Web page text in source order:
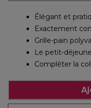
Élégant et
Exactement
Grille-pain
Le petit-
Compléter la